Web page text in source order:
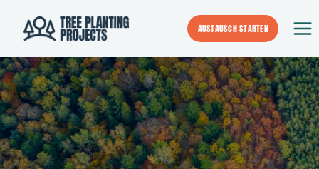
Inhalt
AUSTAUSCH STARTEN